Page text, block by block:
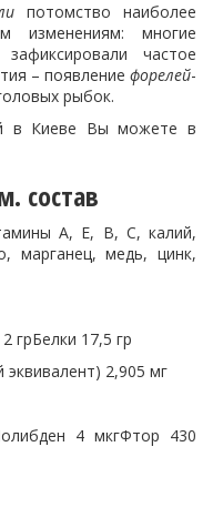
потомство наиболее
изменениям: многие
зафиксировали частое
– появление форелей-
рыбок.
в Киеве Вы можете в
состав
А, Е, В, С, калий,
марганец, медь, цинк,
грБелки 17,5 гр
2,905 мг
4 мкгФтор 430